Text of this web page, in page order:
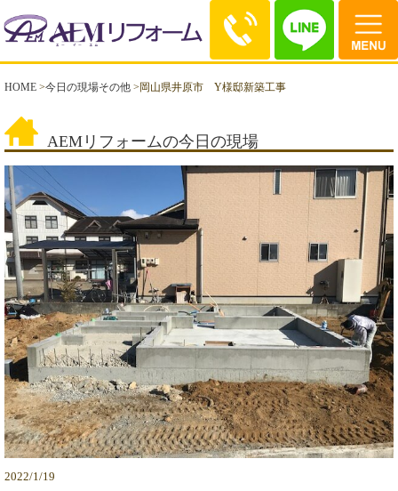
HOME >今日の現場その他 > 岡山県井原市 Y様邸新築工事
AEMリフォームの今日の現場
2022/1/19